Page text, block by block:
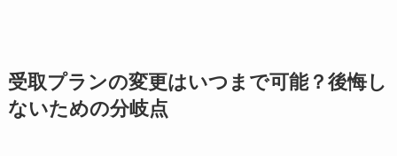
受取プランの変更はいつまで可能？後悔し
ないための分岐点